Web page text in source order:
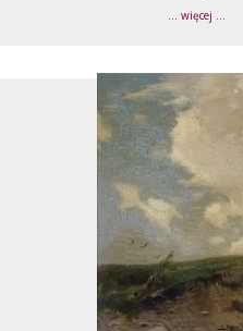
... więcej ...